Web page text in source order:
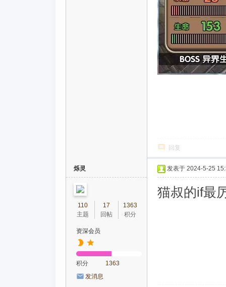
回复
烁灵
110
主题
17
回帖
1363
积分
资深会员
积分
1363
发消息
发表于 2024-5-25
猫叔的if最